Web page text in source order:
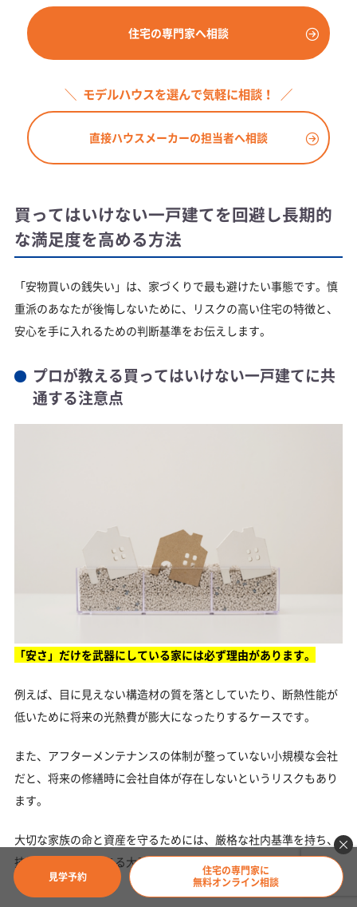
住宅の専門家へ相談
モデルハウスを選んで気軽に相談！
直接ハウスメーカーの担当者へ相談
買ってはいけない一戸建てを回避し長期的
な満足度を高める方法
「安物買いの銭失い」は、家づくりで最も避けたい事態です。慎
重派のあなたが後悔しないために、リスクの高い住宅の特徴と、
安心を手に入れるための判断基準をお伝えします。
プロが教える買ってはいけない一戸建てに共
通する注意点
「安さ」だけを武器にしている家には必ず理由があります。
例えば、目に見えない構造材の質を落としていたり、断熱性能が
低いために将来の光熱費が膨大になったりするケースです。
また、アフターメンテナンスの体制が整っていない小規模な会社
だと、将来の修繕時に会社自体が存在しないというリスクもあり
ます。
大切な家族の命と資産を守るためには、厳格な社内基準を持ち、
技術的な裏付けがある大手ハウスメーカーの住まいを選ぶのが最
も賢明な選択です。
見学予約
住宅の専門家に
無料オンライン相談